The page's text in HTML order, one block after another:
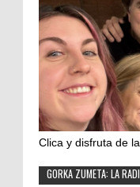
Clica y disfruta de
GORKA ZUMETA: LA